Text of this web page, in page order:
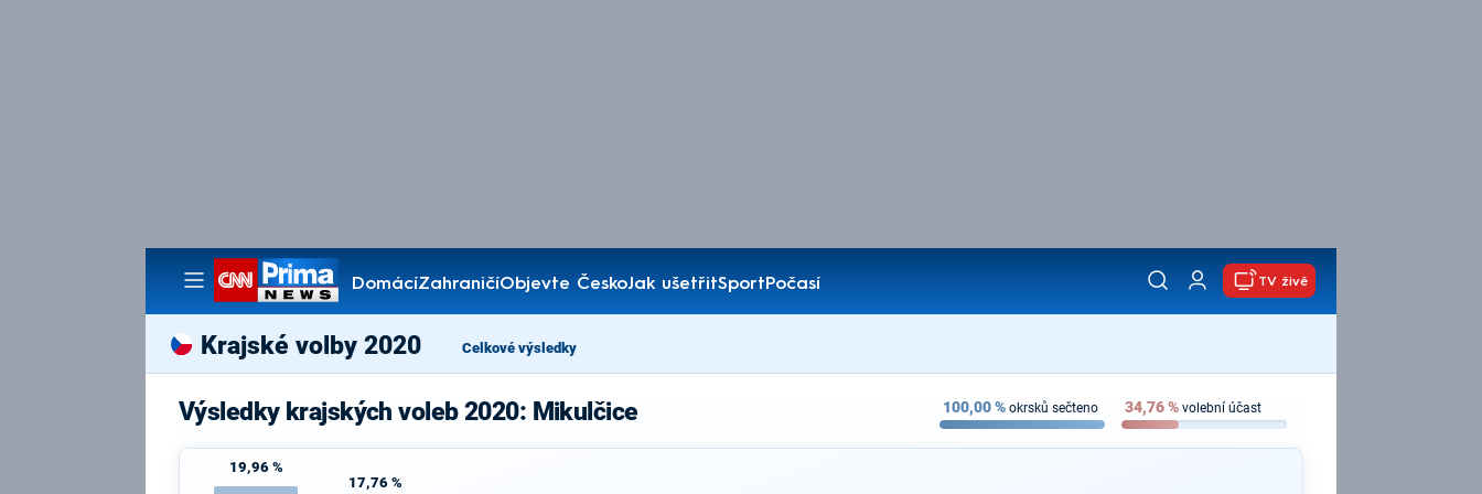
DomácíZahraničíObjevte ČeskoJak ušetřitSportPočasí
Pořady
TV živě
Krajské volby 2020 Celkové výsledky
Výsledky krajských voleb 2020: Mikulčice 100,00% okrsků sečteno 34,76% volební účast
19,96 %
17,76 %